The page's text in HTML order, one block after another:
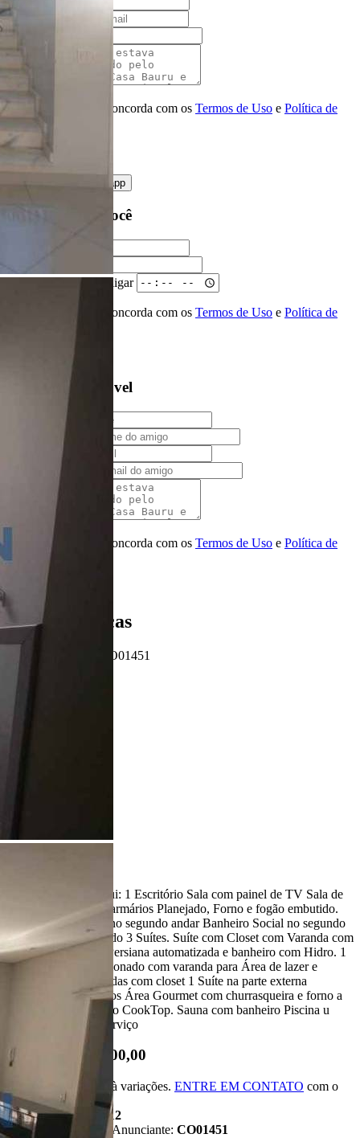
E-mail
Telefone
Ao ENVIAR você concorda com os Termos de Uso e Política de
Privacidade
enviar mensagem
converse pelo whatsapp
Ligamos para você
Melhor horário para ligar
Ao ENVIAR você concorda com os Termos de Uso e Política de
Indique este imóvel
Nome do amigo
Seu e-mail
E-mail do amigo
Mensagem
Ao ENVIAR você concorda com os Termos de Uso e Política de
Privacidade
Enviar Indicação
Características
Referência: CO01451
O SOBRADO possui: 1 Escritório Sala com painel de TV Sala de
Jantar Cozinha com armários Planejado, Forno e fogão embutido.
Lavabo Sala de TV no segundo andar Banheiro Social no segundo
andar. 4 Quartos sendo 3 Suítes. Suíte com Closet com Varanda com
vista para Rua com Persiana automatizada e banheiro com Hidro. 1
Suíte com Ar condicionado com varanda para Área de lazer e
persianas automatizadas com closet 1 Suíte na parte externa
Garagem para 2 carros Área Gourmet com churrasqueira e forno a
lenha com Pia e fogão CookTop. Sauna com banheiro Piscina u
Dispensa Área de Serviço
R$ 1.400.000,00
*Valor sujeito à variações. ENTRE EM CONTATO com o
anunciante.
Código:
481912
Referência do Anunciante: CO01451